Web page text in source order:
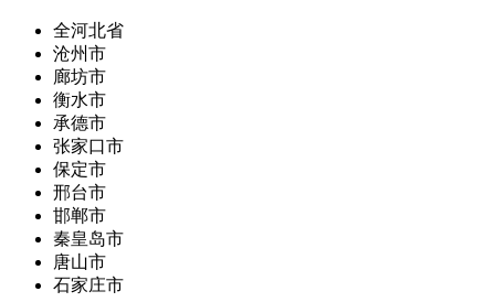
全河北省
沧州市
廊坊市
衡水市
承德市
张家口市
保定市
邢台市
邯郸市
秦皇岛市
唐山市
石家庄市